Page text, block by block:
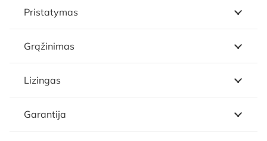
Pristatymas
Grąžinimas
Lizingas
Garantija